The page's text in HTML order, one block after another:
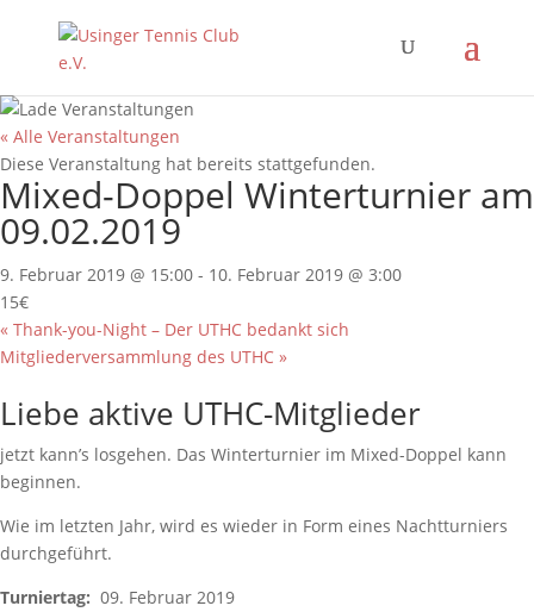
« Alle Veranstaltungen
Diese Veranstaltung hat bereits stattgefunden.
Mixed-Doppel Winterturnier am
09.02.2019
9. Februar 2019 @ 15:00 - 10. Februar 2019 @ 3:00
15€
« Thank-you-Night – Der UTHC bedankt sich
Mitgliederversammlung des UTHC »
Liebe aktive UTHC-Mitglieder
jetzt kann’s losgehen. Das Winterturnier im Mixed-Doppel kann
beginnen.
Wie im letzten Jahr, wird es wieder in Form eines Nachtturniers
durchgeführt.
Turniertag: 09. Februar 2019